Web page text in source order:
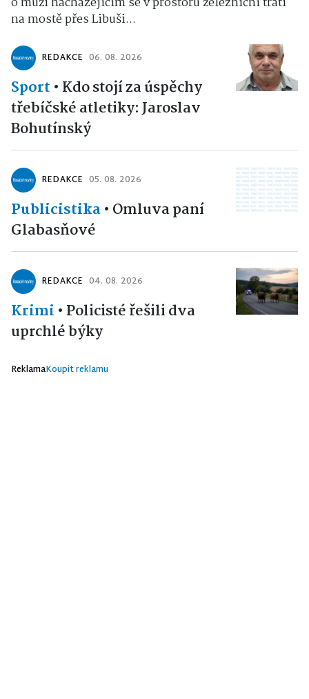
na mostě přes Libuši...
REDAKCE 06. 08. 2026
Sport • Kdo stojí za úspěchy
třebíčské atletiky: Jaroslav
Bohutínský
REDAKCE 05. 08. 2026
Publicistika• Omluva paní
Glabasňové
REDAKCE 04. 08. 2026
Krimi • Policisté řešili dva
uprchlé býky
ReklamaKoupit reklamu